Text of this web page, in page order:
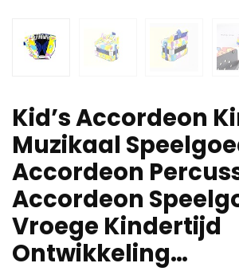
Kid’s Accordeon
Muzikaal
Accordeon
Accordeon
Vroege Kindertijd
Ontwikkeling…